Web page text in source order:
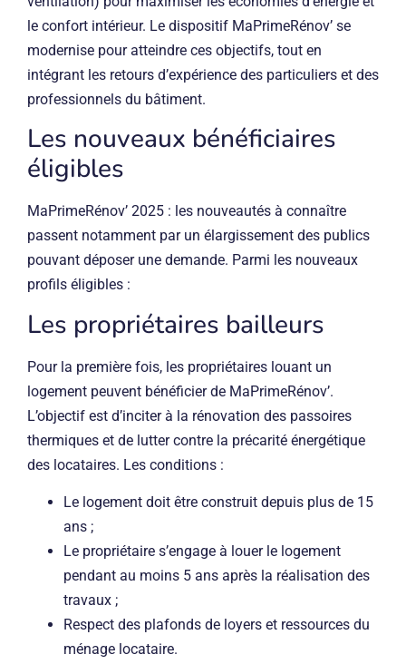
le confort intérieur. Le dispositif MaPrimeRénov’ se
modernise pour atteindre ces objectifs, tout en
intégrant les retours d’expérience des particuliers et des
professionnels du bâtiment.
Les nouveaux bénéficiaires
éligibles
MaPrimeRénov’ 2025 : les nouveautés à connaître
passent notamment par un élargissement des publics
pouvant déposer une demande. Parmi les nouveaux
profils éligibles :
Les propriétaires bailleurs
Pour la première fois, les propriétaires louant un
logement peuvent bénéficier de MaPrimeRénov’.
L’objectif est d’inciter à la rénovation des passoires
thermiques et de lutter contre la précarité énergétique
des locataires. Les conditions :
Le logement doit être construit depuis plus de 15
ans ;
Le propriétaire s’engage à louer le logement
pendant au moins 5 ans après la réalisation des
travaux ;
Respect des plafonds de loyers et ressources du
ménage locataire.